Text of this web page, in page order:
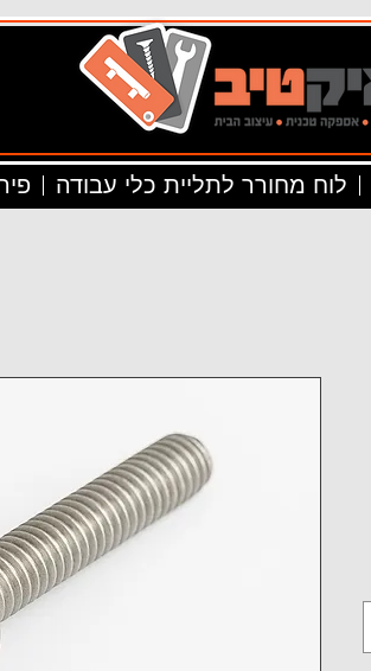
לוח מחורר לתליית כלי עבודה